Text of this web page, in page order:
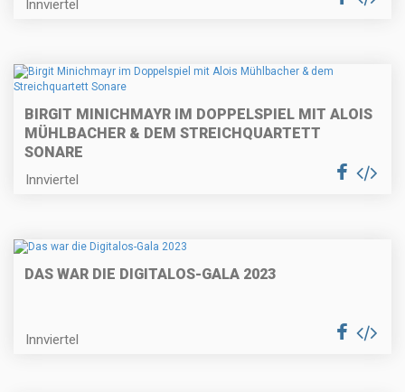
Innviertel
BIRGIT MINICHMAYR IM DOPPELSPIEL MIT ALOIS
MÜHLBACHER & DEM STREICHQUARTETT
SONARE
Innviertel
DAS WAR DIE DIGITALOS-GALA 2023
Innviertel